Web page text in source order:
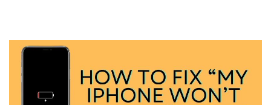
Protección del Móvil
Encuentra Más Soluciones